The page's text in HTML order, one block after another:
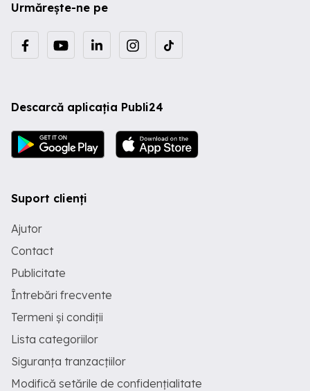
Urmărește-ne pe
Descarcă aplicația Publi24
Suport clienți
Ajutor
Contact
Publicitate
Întrebări frecvente
Termeni și condiții
Lista categoriilor
Siguranța tranzacțiilor
Modifică setările de confidențialitate